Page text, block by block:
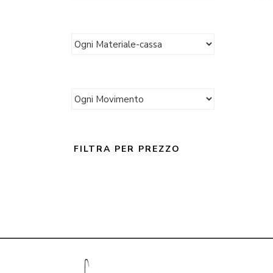
FILTRA PER PREZZO